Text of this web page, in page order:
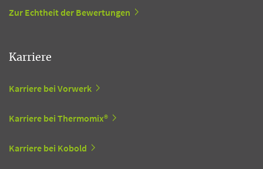
Zur Echtheit der Bewertungen
Karriere
Karriere bei Vorwerk
Karriere bei Thermomix®
Karriere bei Kobold